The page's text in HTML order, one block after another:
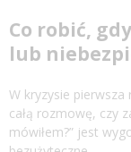
Co robić,
lub
W kryzysie
całą rozmowę, czy
mówiłem?” jest